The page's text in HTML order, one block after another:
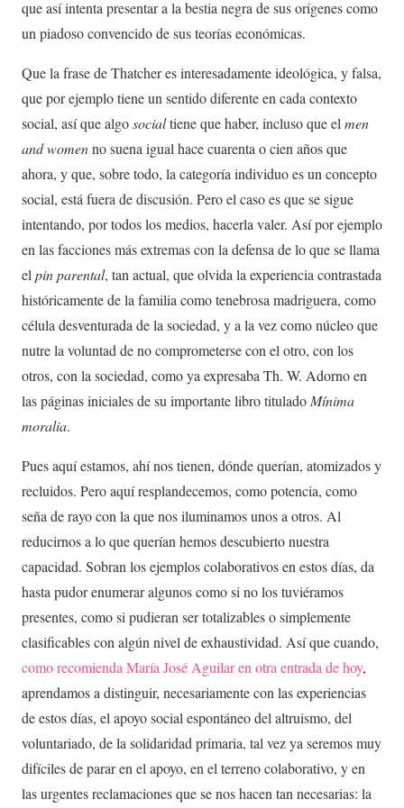
que así intenta presentar a la bestia negra de sus orígenes como
un piadoso convencido de sus teorías económicas.
Que la frase de Thatcher es interesadamente ideológica, y falsa,
que por ejemplo tiene un sentido diferente en cada contexto
social, así que algosocialtiene que haber, incluso que elmen
and womenno suena igual hace cuarenta o cien años que
ahora, y que, sobre todo, la categoría individuo es un concepto
social, está fuera de discusión. Pero el caso es que se sigue
intentando, por todos los medios, hacerla valer. Así por ejemplo
en las facciones más extremas con la defensa de lo que se llama
elpin parental, tan actual, que olvida la experiencia contrastada
históricamente de la familia como tenebrosa madriguera, como
célula desventurada de la sociedad, y a la vez como núcleo que
nutre la voluntad de no comprometerse con el otro, con los
otros, con la sociedad, como ya expresaba Th. W. Adorno en
las páginas iniciales de su importante libro tituladoMínima
moralia.
Pues aquí estamos, ahí nos tienen, dónde querían, atomizados y
recluidos. Pero aquí resplandecemos, como potencia, como
seña de rayo con la que nos iluminamos unos a otros. Al
reducirnos a lo que querían hemos descubierto nuestra
capacidad. Sobran los ejemplos colaborativos en estos días, da
hasta pudor enumerar algunos como si no los tuviéramos
presentes, como si pudieran ser totalizables o simplemente
clasificables con algún nivel de exhaustividad. Así que cuando,
como recomienda María José Aguilar en otra entrada de hoy,
aprendamos a distinguir, necesariamente con las experiencias
de estos días, el apoyo social espontáneo del altruismo, del
voluntariado, de la solidaridad primaria, tal vez ya seremos muy
difíciles de parar en el apoyo, en el terreno colaborativo, y en
las urgentes reclamaciones que se nos hacen tan necesarias: la